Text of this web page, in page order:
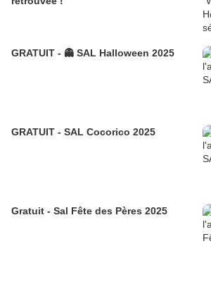
GRATUIT - 👻 SAL Halloween 2025
GRATUIT - SAL Cocorico 2025
Gratuit - Sal Fête des Pères 2025